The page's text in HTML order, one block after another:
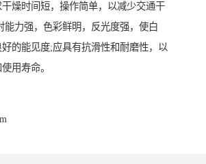
燥时间短，操作简单，以减少交通干
能力强，色彩鲜明，反光度强，使白
的能见度;应具有抗滑性和耐磨性，以
用寿命。